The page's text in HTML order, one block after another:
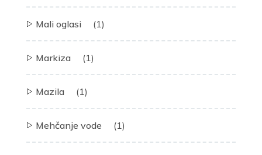
Mali oglasi (1)
Markiza (1)
Mazila (1)
Mehčanje vode (1)